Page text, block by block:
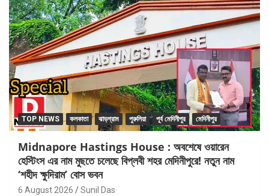
TOP NEWS কলকাতা ঝাড়গ্রাম পুরুলিয়া পূর্ব মেদিনীপুর মেদিনীপুর
Midnapore Hastings House : অবশেষে ওয়ারেন
হেস্টিংস এর নাম মুছতে চলেছে বিপ্লবী শহর মেদিনীপুরে! নতুন নাম
‘শহীদ ক্ষুদিরাম’ বোস ভবন
6 August 2026 Sunil Das